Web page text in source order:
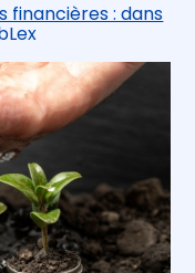
financières : dans